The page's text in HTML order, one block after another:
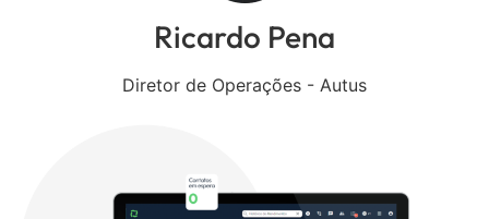
Ricardo Pena
Diretor de Operações - Autus